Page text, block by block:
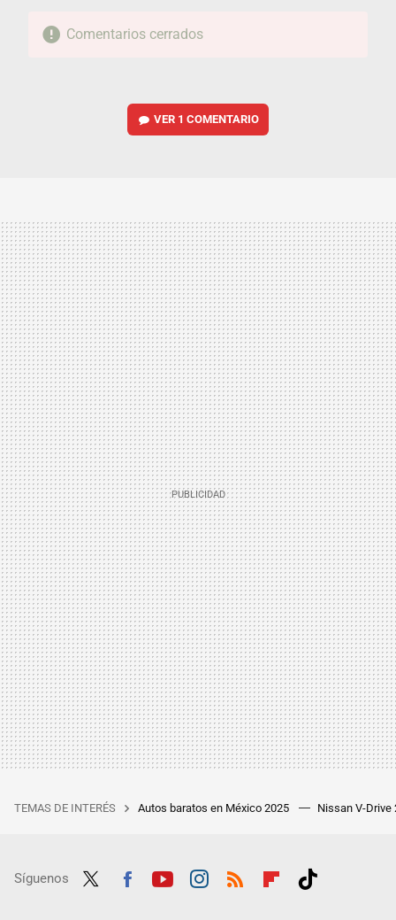
Comentarios cerrados
VER 1 COMENTARIO
TEMAS DE INTERÉS Autos baratos en México 2025 Nissan V-Drive
Síguenos